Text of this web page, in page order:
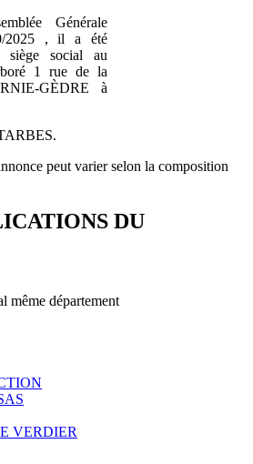
Générale
2025 , il a été
siège social au
1 rue de la
GÈDRE à
peut varier selon la composition
DU
même département
VERDIER